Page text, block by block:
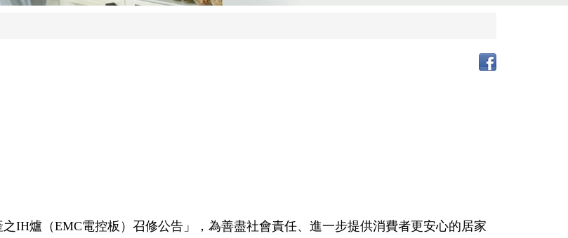
IH爐（EMC電控板）召修公告」，為善盡社會責任、進一步提供消費者更安心的居家